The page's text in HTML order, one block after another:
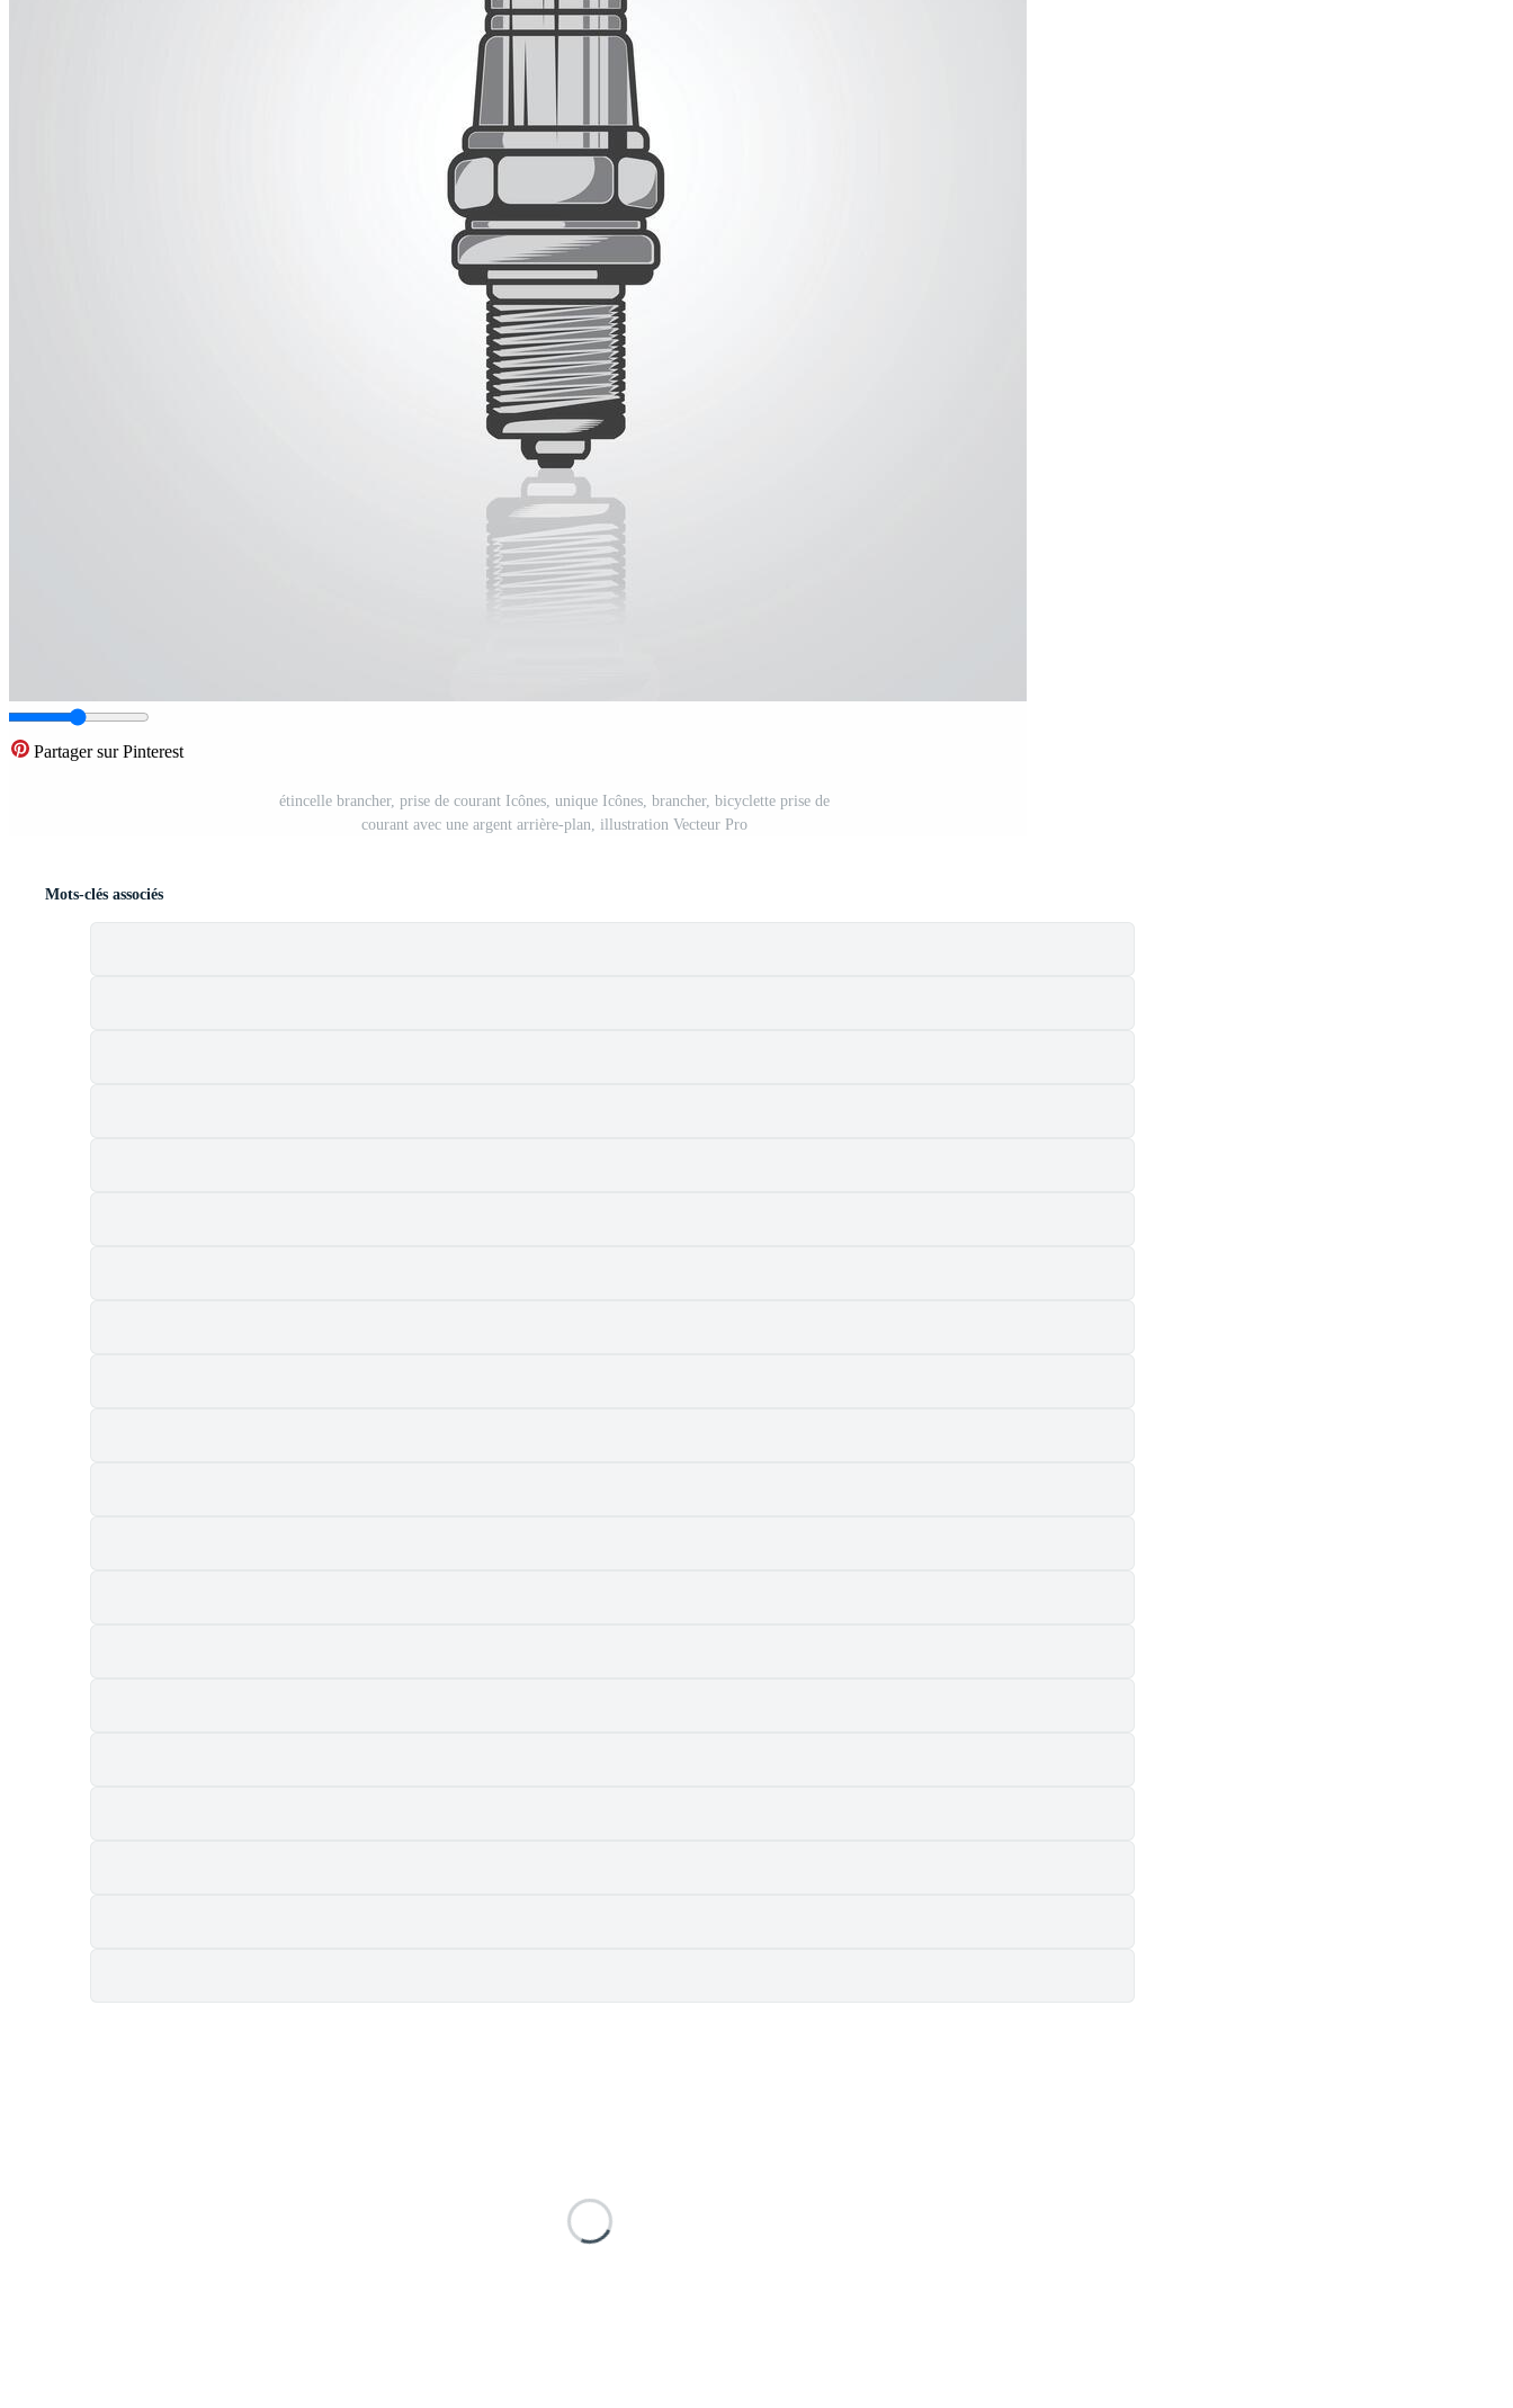
Partager sur Pinterest
étincelle brancher, prise de courant Icônes, unique Icônes, brancher, bicyclette prise de
courant avec une argent arrière-plan, illustration Vecteur Pro
Mots-clés associés